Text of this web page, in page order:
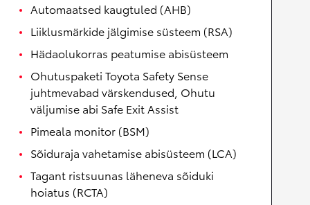
Automaatsed kaugtuled (AHB)
Liiklusmärkide jälgimise süsteem (RSA)
Hädaolukorras peatumise abisüsteem
Ohutuspaketi Toyota Safety Sense
juhtmevabad värskendused, Ohutu
väljumise abi Safe Exit Assist
Pimeala monitor (BSM)
Sõiduraja vahetamise abisüsteem (LCA)
Tagant ristsuunas läheneva sõiduki
hoiatus (RCTA)